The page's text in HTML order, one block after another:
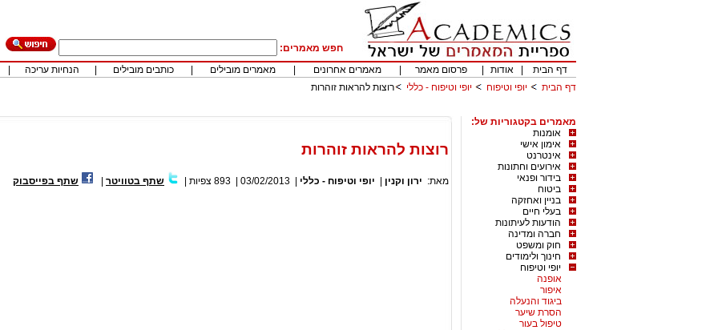
חפש מאמרים:
דף הבית
אודות פרסום מאמר מאמרים אחרונים מאמרים מובילים כותבים מובילים הנחיות עריכה
דף הבית
יופי וטיפוח יופי וטיפוח - כללי רוצות להראות זוהרות
מאמרים בקטגוריות של:
אומנות
אימון אישי
אינטרנט
אירועים וחתונות
בידור ופנאי
ביטוח
בניין ואחזקה
בעלי חיים
הודעות לעיתונות
חברה ומדינה
חוק ומשפט
חינוך ולימודים
יופי וטיפוח
אופנה
איפור
ביגוד והנעלה
הסרת שיער
טיפול בעור
רוצות להראות זוהרות
מאת: ירון וקנין יופי וטיפוח - כללי 03/02/2013
893 צפיות שתף בטוויטר שתף בפייסבוק